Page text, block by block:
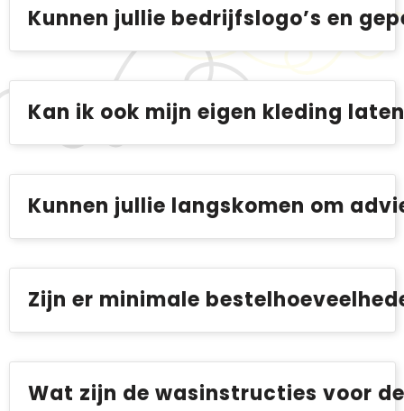
Kunnen jullie bedrijfslogo’s en
Kan ik ook mijn eigen kleding
Kunnen jullie langskomen om
Zijn er minimale
Wat zijn de wasinstructies voor